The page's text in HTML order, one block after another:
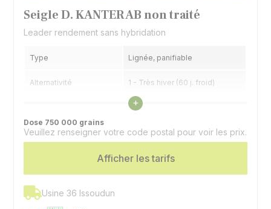
Seigle D. KANTER AB non traité
Leader rendement sans hybridation
Type Lignée, panifiable
Alternativité 1 - Très hiver (60 j. froid)
7,5 - Très précoce
Voir les caractéristiques
+
Dose 750 000 grains
Veuillez renseigner votre code postal pour voir les prix.
Afficher les tarifs
Usine 36 Issoudun